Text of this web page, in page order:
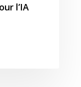
l’IA